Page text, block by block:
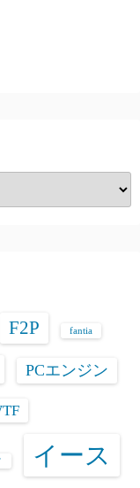
F2P fantia
PCエンジン
イース